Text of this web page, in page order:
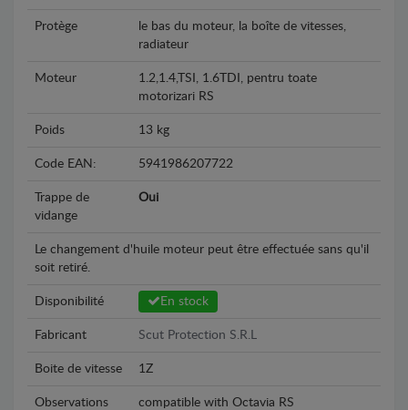
Protège
le bas du moteur, la boîte de vitesses,
radiateur
Moteur
1.2,1.4,TSI, 1.6TDI, pentru toate
motorizari RS
Poids 13 kg
Code EAN: 5941986207722
Trappe de
vidange
Oui
Le changement d'huile moteur peut être effectuée sans qu'il
soit retiré.
Disponibilité En stock
Fabricant Scut Protection S.R.L
Boite de vitesse 1Z
Observations compatible with Octavia RS